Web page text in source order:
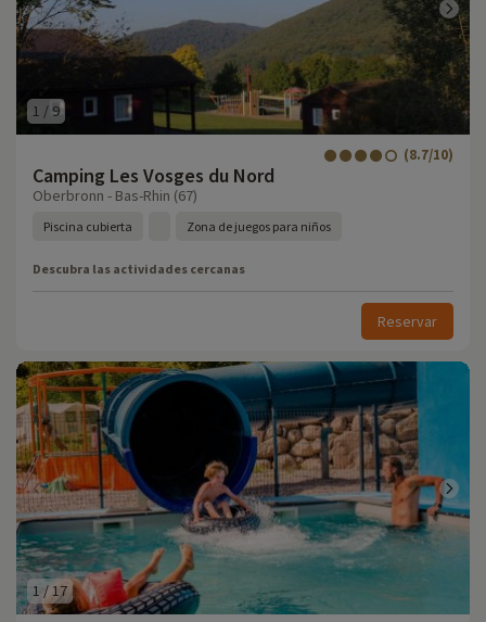
1 /9
Camping Les Vosges du Nord
(8.7/10)
Oberbronn - Bas-Rhin (67)
Piscina cubierta Zona de juegos para niños
Descubra las actividades cercanas
Reservar
1 /17